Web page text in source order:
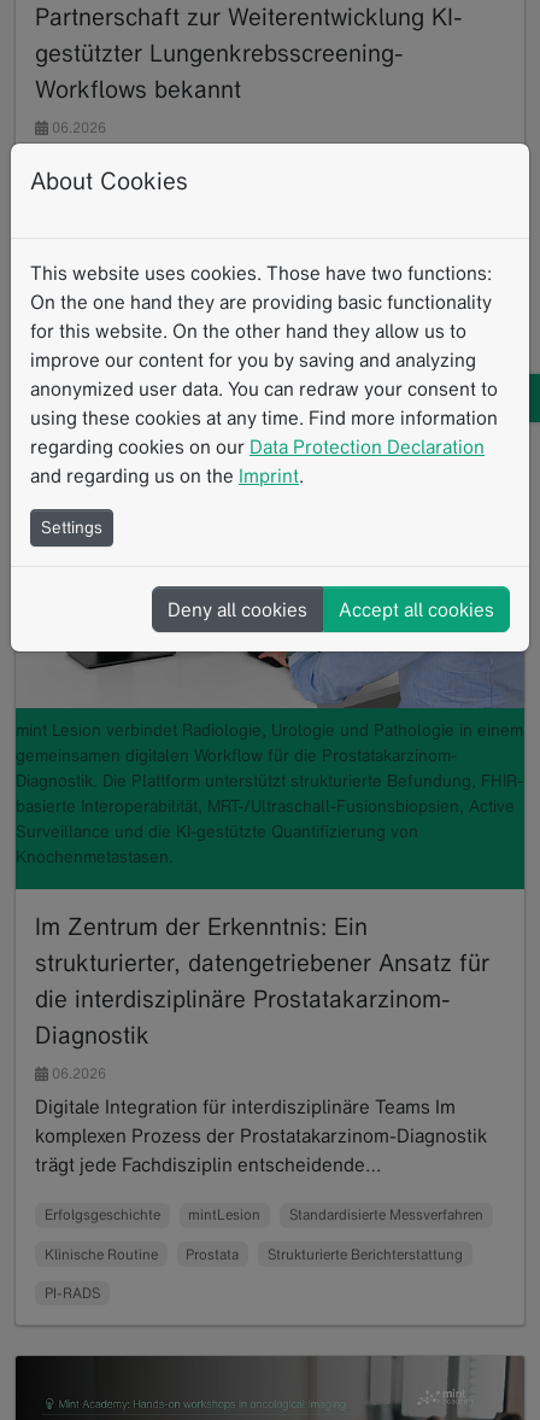
Partnerschaft zur Weiterentwicklung KI-
gestützter Lungenkrebsscreening-
Workflows bekannt
06.2026
Partnerschaft zur Weiterentwicklung KI-gestützter
Read more
Lungenkrebs-Screening Pressemitteilungen
Standardisierte Messverfahren Klinische Routine KI
mint Lesion verbindet Radiologie, Urologie und Pathologie in einem
gemeinsamen digitalen Workflow für die Prostatakarzinom-
Diagnostik. Die Plattform unterstützt strukturierte Befundung, FHIR-
basierte Interoperabilität, MRT-/Ultraschall-Fusionsbiopsien, Active
Surveillance und die KI-gestützte Quantifizierung von
Knochenmetastasen.
Im Zentrum der Erkenntnis: Ein
strukturierter, datengetriebener Ansatz für
die interdisziplinäre Prostatakarzinom-
Diagnostik
06.2026
Digitale Integration für interdisziplinäre Teams Im
komplexen Prozess der Prostatakarzinom-Diagnostik
trägt jede Fachdisziplin entscheidende…
Erfolgsgeschichte mintLesion Standardisierte Messverfahren
Klinische Routine Prostata Strukturierte Berichterstattung
PI-RADS
About Cookies
This website uses cookies. Those have two functions:
On the one hand they are providing basic functionality
for this website. On the other hand they allow us to
improve our content for you by saving and analyzing
anonymized user data. You can redraw your consent to
using these cookies at any time. Find more information
regarding cookies on our Data Protection Declaration
and regarding us on the Imprint.
Settings
Deny all cookies Accept all cookies